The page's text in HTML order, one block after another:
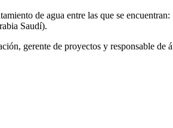
de agua entre las que se
Saudí).
gerente de proyectos y responsable de